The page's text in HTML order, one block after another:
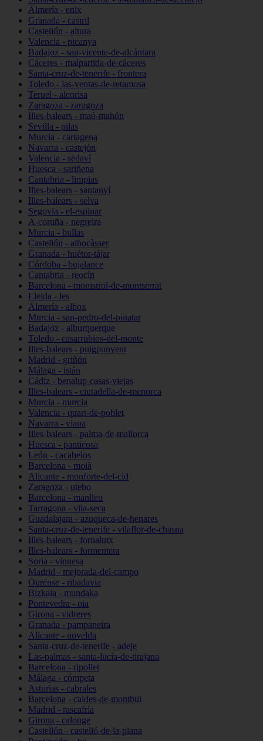
Almería - enix
Granada - castril
Castellón - altura
Valencia - picanya
Badajoz - san-vicente-de-alcántara
Cáceres - malpartida-de-cáceres
Santa-cruz-de-tenerife - frontera
Toledo - las-ventas-de-retamosa
Teruel - alcorisa
Zaragoza - zaragoza
Illes-balears - maó-mahón
Sevilla - pilas
Murcia - cartagena
Navarra - castejón
Valencia - sedaví
Huesca - sariñena
Cantabria - limpias
Illes-balears - santanyí
Illes-balears - selva
Segovia - el-espinar
A-coruña - negreira
Murcia - bullas
Castellón - albocàsser
Granada - huétor-tájar
Córdoba - bujalance
Cantabria - reocín
Barcelona - monistrol-de-montserrat
Lleida - les
Almería - albox
Murcia - san-pedro-del-pinatar
Badajoz - alburquerque
Toledo - casarrubios-del-monte
Illes-balears - puigpunyent
Madrid - griñón
Málaga - istán
Cádiz - benalup-casas-viejas
Illes-balears - ciutadella-de-menorca
Murcia - murcia
Valencia - quart-de-poblet
Navarra - viana
Illes-balears - palma-de-mallorca
Huesca - panticosa
León - cacabelos
Barcelona - moià
Alicante - monforte-del-cid
Zaragoza - utebo
Barcelona - manlleu
Tarragona - vila-seca
Guadalajara - azuqueca-de-henares
Santa-cruz-de-tenerife - vilaflor-de-chasna
Illes-balears - fornalutx
Illes-balears - formentera
Soria - vinuesa
Madrid - mejorada-del-campo
Ourense - ribadavia
Bizkaia - mundaka
Pontevedra - oia
Girona - vidreres
Granada - pampaneira
Alicante - novelda
Santa-cruz-de-tenerife - adeje
Las-palmas - santa-lucía-de-tirajana
Barcelona - ripollet
Málaga - cómpeta
Asturias - cabrales
Barcelona - caldes-de-montbui
Madrid - rascafría
Girona - calonge
Castellón - castelló-de-la-plana